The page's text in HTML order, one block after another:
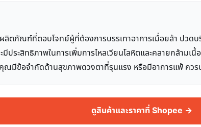
ผลิตภัณฑ์ที่ตอบโจทย์ผู้ที่ต้องการบรรเทาอาการเมื่อยล้า ป
ระสิทธิภาพในการเพิ่มการไหลเวียนโลหิตและคลายกล้ามเ
ณมีข้อจำกัดด้านสุขภาพดวงตาที่รุนแรง หรือมีอาการแพ้ คว
ดูสินค้าและราคาที่ Shopee →